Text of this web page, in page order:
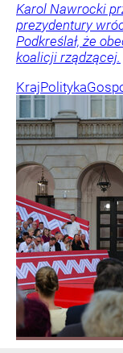
Karol Nawrocki
prezydentury
Podkreślał, że
koalicji rządzącej.
KrajPolityka